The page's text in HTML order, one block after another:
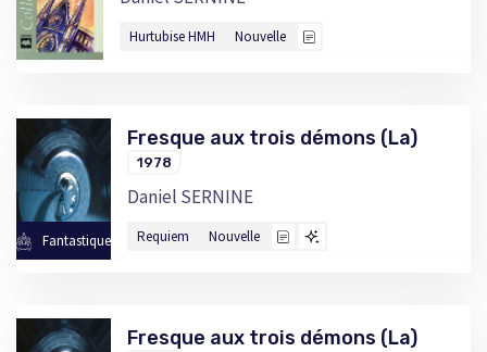
Hurtubise HMH Nouvelle
Fantastique
Fresque aux trois démons (La)
1978
Daniel SERNINE
Requiem Nouvelle
Fresque aux trois démons (La)